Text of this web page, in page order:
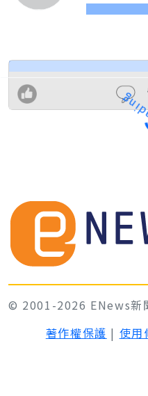
© 2001-2026 ENews新
著作權保護 | 使用